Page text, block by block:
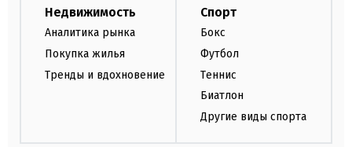
Недвижимость
Аналитика рынка
Покупка жилья
Тренды и вдохновение
Спорт
Бокс
Футбол
Теннис
Биатлон
Другие виды спорта